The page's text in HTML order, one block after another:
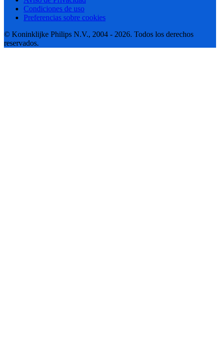
Condiciones de uso
Preferencias sobre cookies
© Koninklijke Philips N.V., 2004 - 2026. Todos los derechos
reservados.